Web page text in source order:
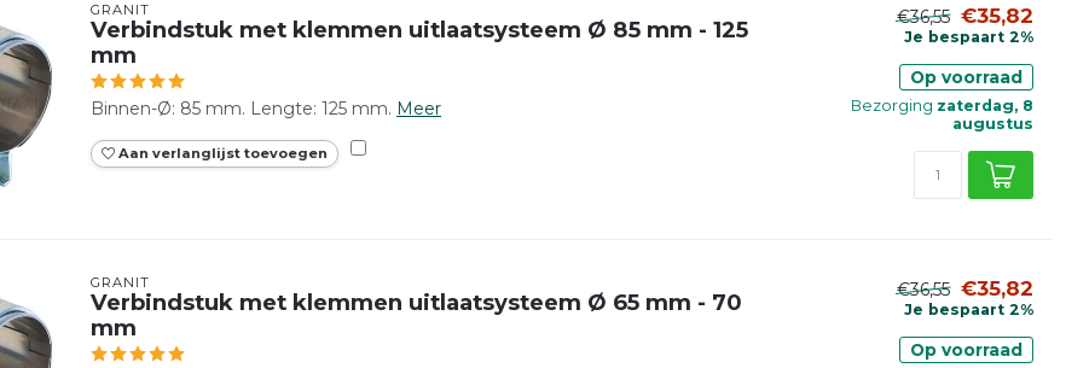
GRANIT
Verbindstuk met klemmen uitlaatsysteem Ø 85 mm - 125
mm
Binnen-Ø: 85 mm. Lengte: 125 mm. Meer
Aan verlanglijst toevoegen
€36,55 €35,82
Je bespaart 2%
Op voorraad
Bezorging zaterdag, 8
augustus
GRANIT
Verbindstuk met klemmen uitlaatsysteem Ø 65 mm - 70
mm
€36,55 €35,82
Je bespaart 2%
Op voorraad